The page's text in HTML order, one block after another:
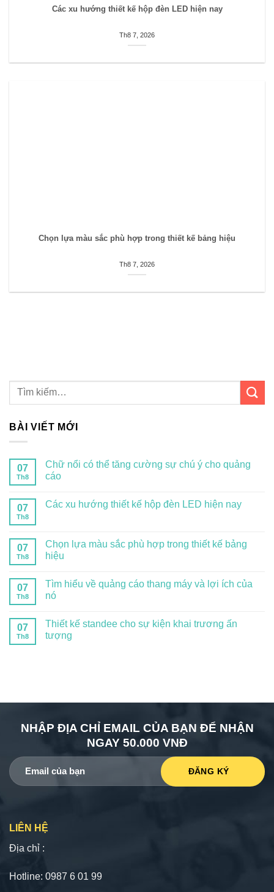
Các xu hướng thiết kế hộp đèn LED hiện nay
Th8 7, 2026
Chọn lựa màu sắc phù hợp trong thiết kế bảng hiệu
Th8 7, 2026
BÀI VIẾT MỚI
07
Th8
Chữ nổi có thể tăng cường sự chú ý cho quảng
cáo
07
Th8
Các xu hướng thiết kế hộp đèn LED hiện nay
07
Th8
Chọn lựa màu sắc phù hợp trong thiết kế bảng
hiệu
07
Th8
Tìm hiểu về quảng cáo thang máy và lợi ích của
nó
07
Th8
Thiết kế standee cho sự kiện khai trương ấn
tượng
NHẬP ĐỊA CHỈ EMAIL CỦA BẠN ĐỂ NHẬN
NGAY 50.000 VNĐ
LIÊN HỆ
Địa chỉ :
Hotline: 0987 6 01 99